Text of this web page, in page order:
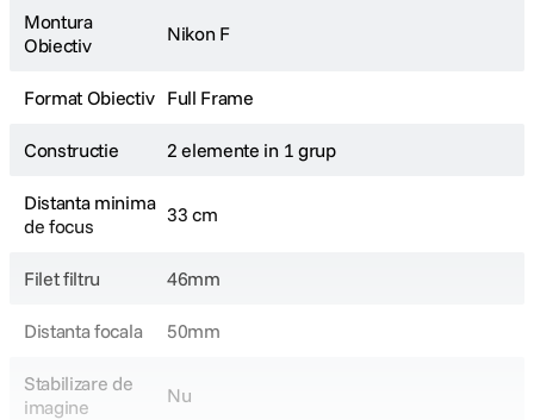
Montura
Obiectiv
Nikon F
Format Obiectiv Full Frame
Constructie 2 elemente in 1 grup
Distanta minima
de focus
33 cm
Filet filtru 46mm
Distanta focala 50mm
Stabilizare de
imagine
Nu